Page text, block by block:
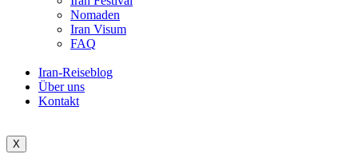
Nomaden
Iran Visum
FAQ
Iran-Reiseblog
Über uns
Kontakt
X